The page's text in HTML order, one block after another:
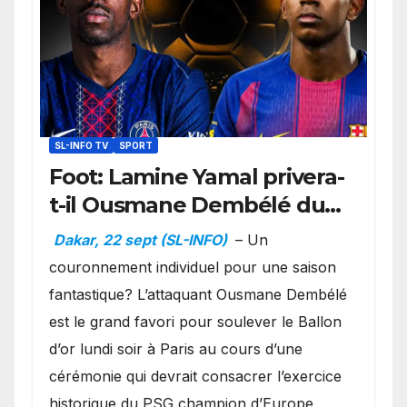
SL-INFO TV SPORT
Foot: Lamine Yamal privera-
t-il Ousmane Dembélé du
Ballon d’or ?
Dakar, 22 sept (SL-INFO) – Un
couronnement individuel pour une saison
fantastique? L’attaquant Ousmane Dembélé
est le grand favori pour soulever le Ballon
d’or lundi soir à Paris au cours d’une
cérémonie qui devrait consacrer l’exercice
historique du PSG champion d’Europe,